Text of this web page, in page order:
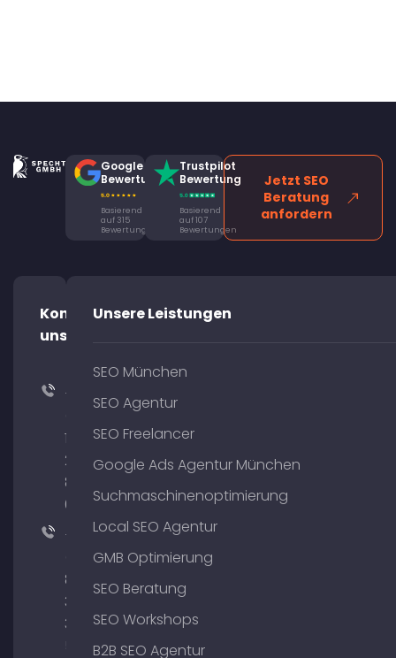
Google
Bewertung
Basierend
auf 315
Bewertungen
Trustpilot
Bewertung
Basierend
auf 107
Bewertungen
Jetzt SEO
Beratung
anfordern
Kontaktiere
uns!
+49
176
204
801
64
+49
89
380
375
Unsere Leistungen
SEO München
SEO Agentur
SEO Freelancer
Google Ads Agentur München
Suchmaschinenoptimierung
Local SEO Agentur
GMB Optimierung
SEO Beratung
SEO Workshops
B2B SEO Agentur